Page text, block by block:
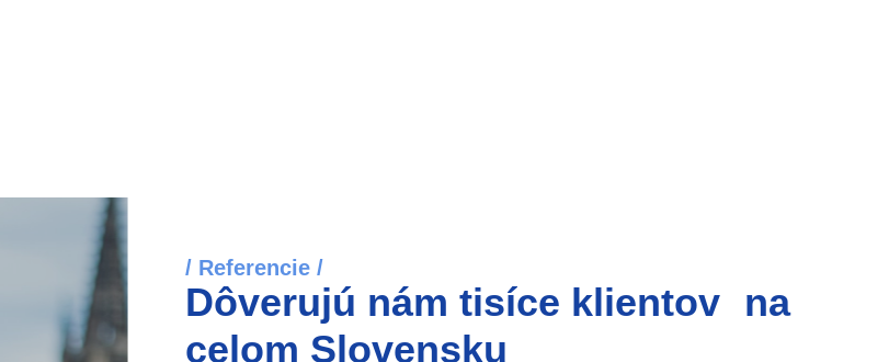
/ Referencie /
Dôverujú nám tisíce klientov na
celom Slovensku